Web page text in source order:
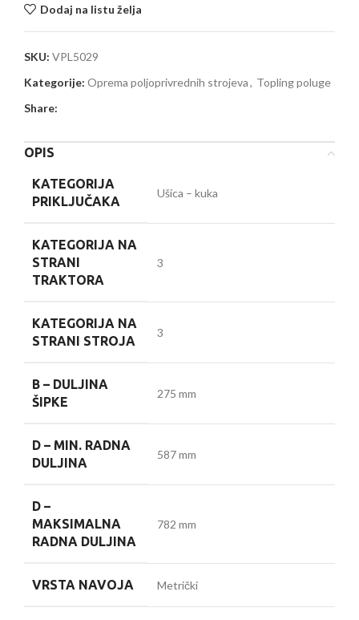
Dodaj na listu želja
SKU: VPL5029
Kategorije: Oprema poljoprivrednih strojeva, Topling poluge
Share:
OPIS
KATEGORIJA
PRIKLJUČAKA
Ušica – kuka
KATEGORIJA NA
STRANI
TRAKTORA
3
KATEGORIJA NA
STRANI STROJA
3
B – DULJINA
ŠIPKE
275 mm
D – MIN. RADNA
DULJINA
587 mm
D –
MAKSIMALNA
RADNA DULJINA
782 mm
VRSTA NAVOJA Metrički